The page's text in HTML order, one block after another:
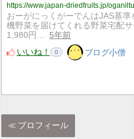
https://www.japan-driedfruits.jp/
おーがにっくがーでんはJAS基準
機野菜を届けてくれる野菜宅配
1,980円…
5年前
いいね！
0 ブログ小僧
プロフィール